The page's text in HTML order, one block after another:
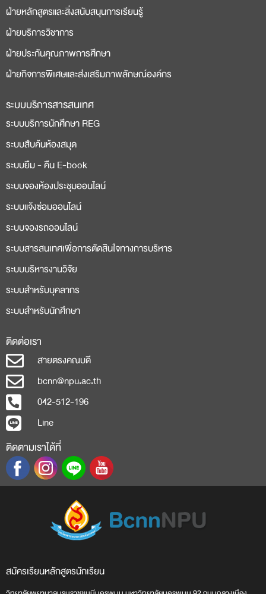
ฝ่ายหลักสูตรและสิ่งสนับสนุนการเรียนรู้
ฝ่ายบริการวิชาการ
ฝ่ายประกันคุณภาพการศึกษา
ฝ่ายกิจการพิเศษและส่งเสริมภาพลักษณ์องค์กร
ระบบบริการสารสนเทศ
ระบบบริการนักศึกษา REG
ระบบสืบค้นห้องสมุด
ระบบยืม - คืน E-book
ระบบจองห้องประชุมออนไลน์
ระบบแจ้งซ่อมออนไลน์
ระบบจองรถออนไลน์
ระบบสารสนเทศเพื่อการตัดสินใจทางการบริหาร
ระบบบริหารงานวิจัย
ระบบสำหรับบุคลากร
ระบบสำหรับนักศึกษา
ติดต่อเรา
สายตรงคณบดี
bcnn@npu.ac.th
042-512-196
Line
ติดตามเราได้ที่
สมัครเรียนหลักสูตรนักเรียน